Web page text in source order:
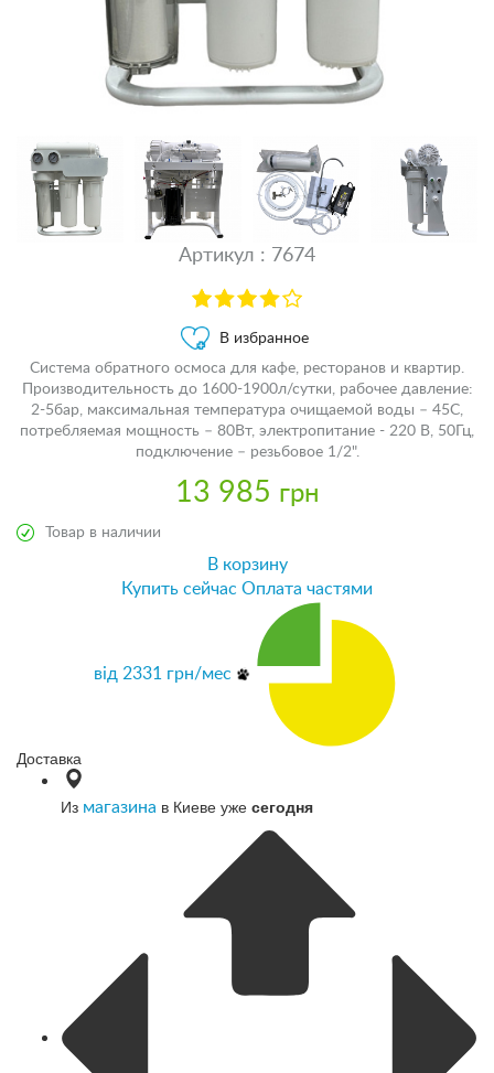
Артикул : 7674
В избранное
Система обратного осмоса для кафе, ресторанов и квартир.
Производительность до 1600-1900л/сутки, рабочее давление:
2-5бар, максимальная температура очищаемой воды – 45C,
потребляемая мощность – 80Вт, электропитание - 220 В, 50Гц,
подключение – резьбовое 1/2".
13 985 грн
Товар в наличии
В корзину
Купить сейчас Оплата частями
від 2331 грн/мес
Доставка
Из магазина в Киеве уже сегодня